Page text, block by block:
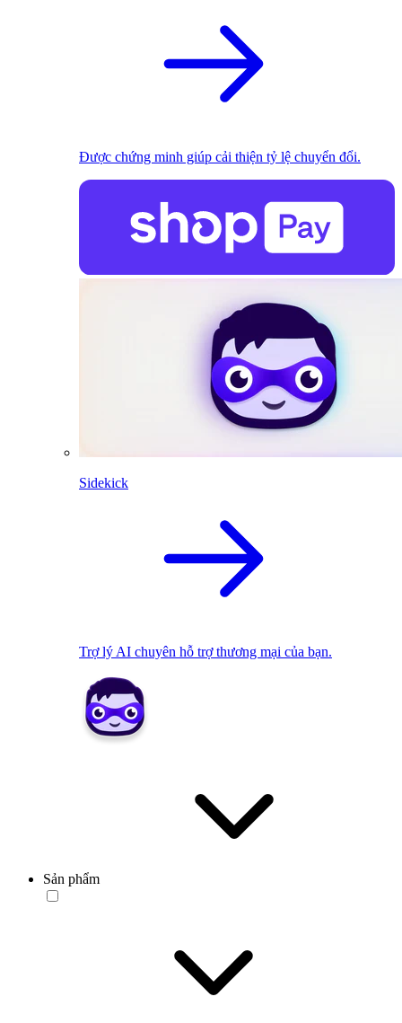
Được chứng minh giúp cải thiện tỷ lệ chuyển đổi.
Sidekick
Trợ lý AI chuyên hỗ trợ thương mại của bạn.
Sản phẩm